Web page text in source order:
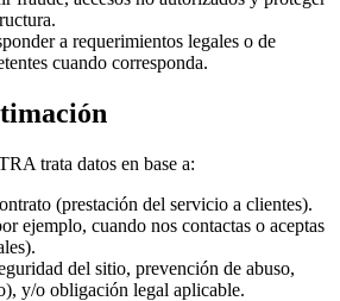
a requerimientos legales o de
cuando corresponda.
trata datos en base a:
(prestación del servicio a clientes).
ejemplo, cuando nos contactas o aceptas
del sitio, prevención de abuso,
y/o obligación legal aplicable.